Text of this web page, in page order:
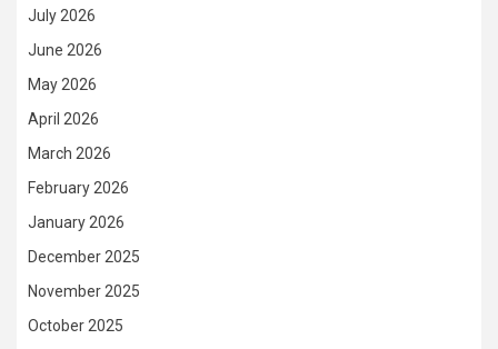
July 2026
June 2026
May 2026
April 2026
March 2026
February 2026
January 2026
December 2025
November 2025
October 2025